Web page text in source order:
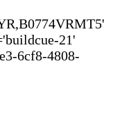
21'
6cf8-4808-